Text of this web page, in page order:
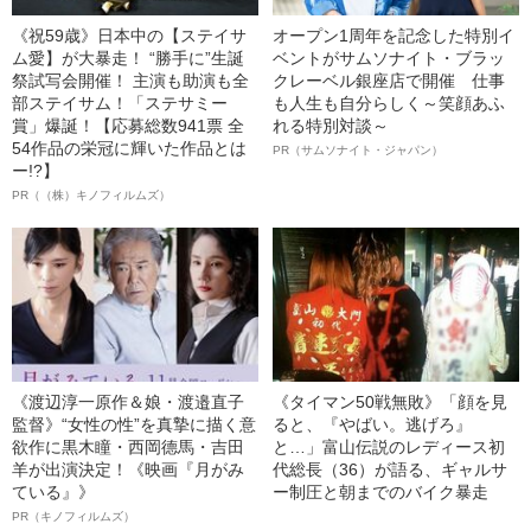
《祝59歳》日本中の【ステイサ
ム愛】が大暴走！ “勝手に”生誕
祭試写会開催！ 主演も助演も全
部ステイサム！「ステサミー
賞」爆誕！【応募総数941票 全
54作品の栄冠に輝いた作品とは
ー!?】
PR（（株）キノフィルムズ）
オープン1周年を記念した特別イ
ベントがサムソナイト・ブラッ
クレーベル銀座店で開催 仕事
も人生も自分らしく～笑顔あふ
れる特別対談～
PR（サムソナイト・ジャパン）
《渡辺淳一原作＆娘・渡邉直子
監督》“女性の性”を真摯に描く意
欲作に黒木瞳・西岡德馬・吉田
羊が出演決定！《映画『月がみ
ている』》
PR（キノフィルムズ）
《タイマン50戦無敗》「顔を見
ると、『やばい。逃げろ』
と…」富山伝説のレディース初
代総長（36）が語る、ギャルサ
ー制圧と朝までのバイク暴走